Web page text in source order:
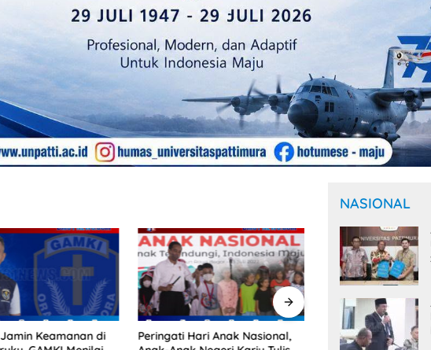
Anak Nasional,
Kapolresta Pulau Ambon dan
Pembantaian
NASIONAL